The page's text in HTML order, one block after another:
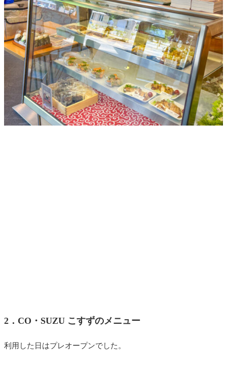
2． CO・SUZU こすずのメニュー
利用した日はプレオープンでした。